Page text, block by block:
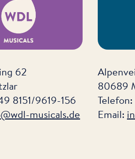
62
8151/9619-156
@wdl-musicals.de
80689
Email: